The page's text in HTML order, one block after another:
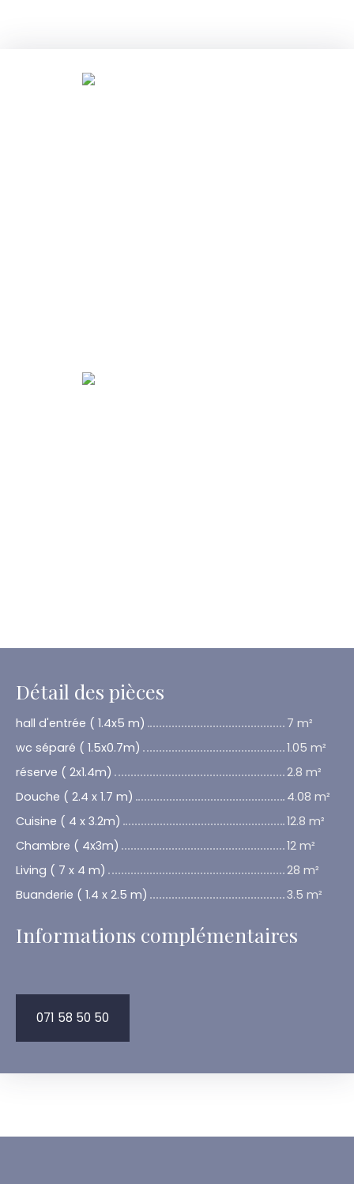
Détail des pièces
hall d'entrée ( 1.4x5 m)
7 m²
wc séparé ( 1.5x0.7m)
1.05 m²
réserve ( 2x1.4m)
2.8 m²
Douche ( 2.4 x 1.7 m)
4.08 m²
Cuisine ( 4 x 3.2m)
12.8 m²
Chambre ( 4x3m)
12 m²
Living ( 7 x 4 m)
28 m²
Buanderie ( 1.4 x 2.5 m)
3.5 m²
Informations complémentaires
071 58 50 50